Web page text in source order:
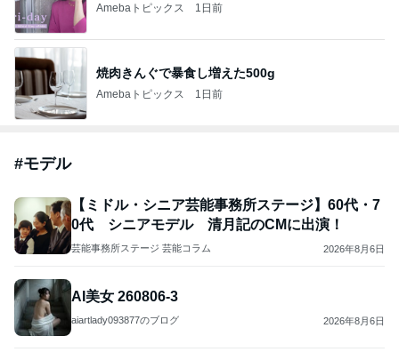
Amebaトピックス 1日前
焼肉きんぐで暴食し増えた500g
Amebaトピックス 1日前
#モデル
【ミドル・シニア芸能事務所ステージ】60代・7
0代 シニアモデル 清月記のCMに出演！
芸能事務所ステージ 芸能コラム 2026年8月6日
AI美女 260806-3
aiartlady093877のブログ 2026年8月6日